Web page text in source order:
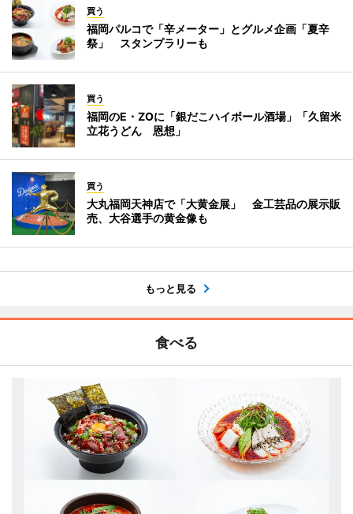
買う
福岡パルコで「辛メーター」とグルメ企画「夏辛
祭」 スタンプラリーも
買う
福岡のE・ZOに「銀だこハイボール酒場」「久留米
立花うどん 恩想」
買う
大丸福岡天神店で「大黄金展」 金工芸品の展示販
売、大谷選手の黄金像も
もっと見る
食べる